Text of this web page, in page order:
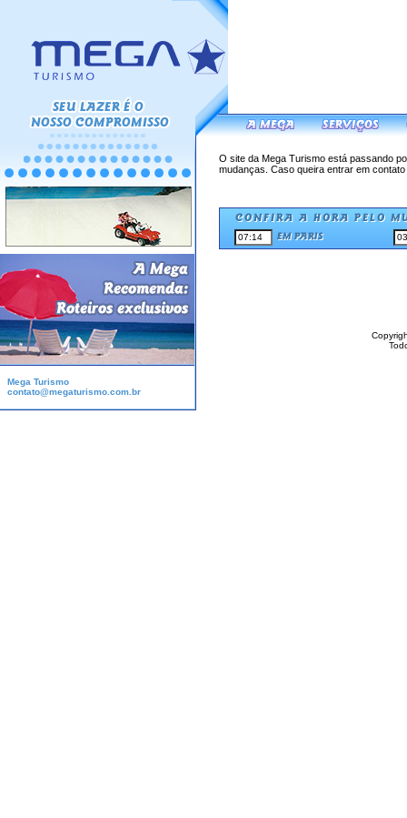
Mega Turismo
contato@megaturismo.com.br
O site da Mega Turismo está passando
mudanças. Caso queira entrar em